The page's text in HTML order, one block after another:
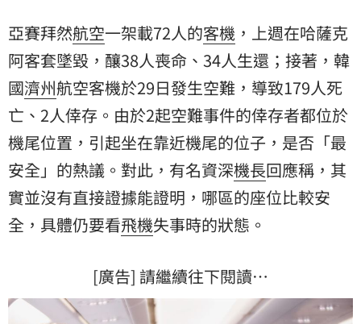
亞賽拜然航空一架載72人的客機 ，上週在哈薩克
阿客套墜毀，釀38人喪命、34人生還；接著， 韓
國濟州航空客機於29日發生空難，導致179人死
亡、2人倖存。由於2起空難事件的倖存者都位於
機尾位置，引起坐在靠近機尾的位子，是否「最
安全」的熱議。對此，有名資深機長回應稱，其
實並沒有直接證據能證明，哪區的座位比較安
全，具體仍要看飛機失事時的狀態。
[廣告] 請繼續往下閱讀…